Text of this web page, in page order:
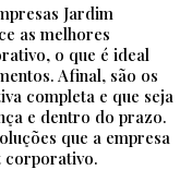
Jardim
as melhores
o que é ideal
Afinal, são os
completa e que seja
e dentro do prazo.
que a empresa
corporativo.